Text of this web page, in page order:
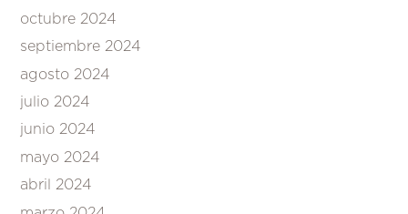
octubre 2024
septiembre 2024
agosto 2024
julio 2024
junio 2024
mayo 2024
abril 2024